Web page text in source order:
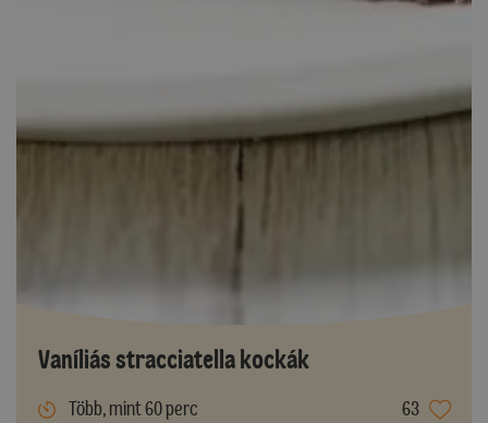
Vaníliás stracciatella kockák
Több, mint 60 perc
63